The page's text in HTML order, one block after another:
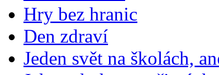
Hry bez hranic
Den zdraví
Jeden svět na školách,